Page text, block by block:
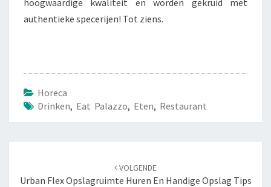
hoogwaardige kwaliteit en worden gekruid met
authentieke specerijen! Tot ziens.
Horeca
Drinken, Eat Palazzo, Eten, Restaurant
door
VOLGENDE
Urban Flex Opslagruimte Huren En Handige Opslag Tips